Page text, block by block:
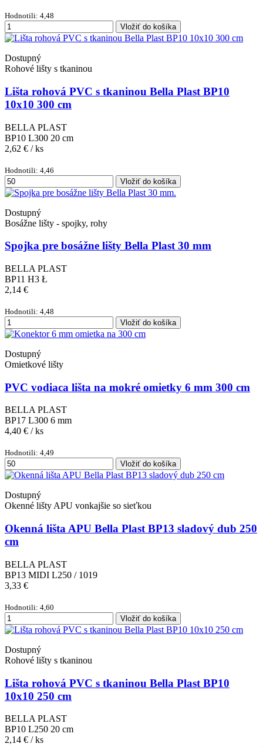
Hodnotili: 4,48
Vložiť do košíka
Dostupný
Rohové lišty s tkaninou
Lišta rohová PVC s tkaninou Bella Plast BP10
10x10 300 cm
BELLA PLAST
BP10 L300 20 cm
2,62 € / ks
Hodnotili: 4,46
Vložiť do košíka
Dostupný
Bosážne lišty - spojky, rohy
Spojka pre bosážne lišty Bella Plast 30 mm
BELLA PLAST
BP11 H3 Ł
2,14 €
Hodnotili: 4,48
Vložiť do košíka
Dostupný
Omietkové lišty
PVC vodiaca lišta na mokré omietky 6 mm 300 cm
BELLA PLAST
BP17 L300 6 mm
4,40 € / ks
Hodnotili: 4,49
Vložiť do košíka
Dostupný
Okenné lišty APU vonkajšie so sieťkou
Okenná lišta APU Bella Plast BP13 sladový dub 250
cm
BELLA PLAST
BP13 MIDI L250 / 1019
3,33 €
Hodnotili: 4,60
Vložiť do košíka
Dostupný
Rohové lišty s tkaninou
Lišta rohová PVC s tkaninou Bella Plast BP10
10x10 250 cm
BELLA PLAST
BP10 L250 20 cm
2,14 € / ks